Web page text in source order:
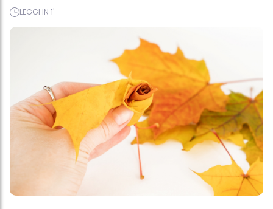
LEGGI IN 1'